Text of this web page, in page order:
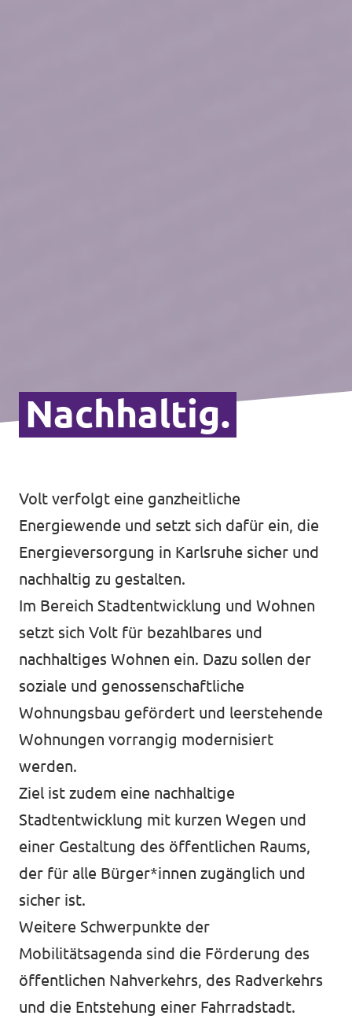
Nachhaltig.
Volt verfolgt eine ganzheitliche
Energiewende und setzt sich dafür ein, die
Energieversorgung in Karlsruhe sicher und
nachhaltig zu gestalten.
Im Bereich Stadtentwicklung und Wohnen
setzt sich Volt für bezahlbares und
nachhaltiges Wohnen ein. Dazu sollen der
soziale und genossenschaftliche
Wohnungsbau gefördert und leerstehende
Wohnungen vorrangig modernisiert
werden.
Ziel ist zudem eine nachhaltige
Stadtentwicklung mit kurzen Wegen und
einer Gestaltung des öffentlichen Raums,
der für alle Bürger*innen zugänglich und
sicher ist.
Weitere Schwerpunkte der
Mobilitätsagenda sind die Förderung des
öffentlichen Nahverkehrs, des Radverkehrs
und die Entstehung einer Fahrradstadt.